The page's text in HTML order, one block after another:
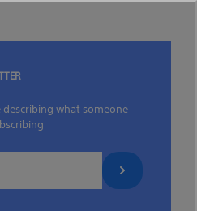
what someone